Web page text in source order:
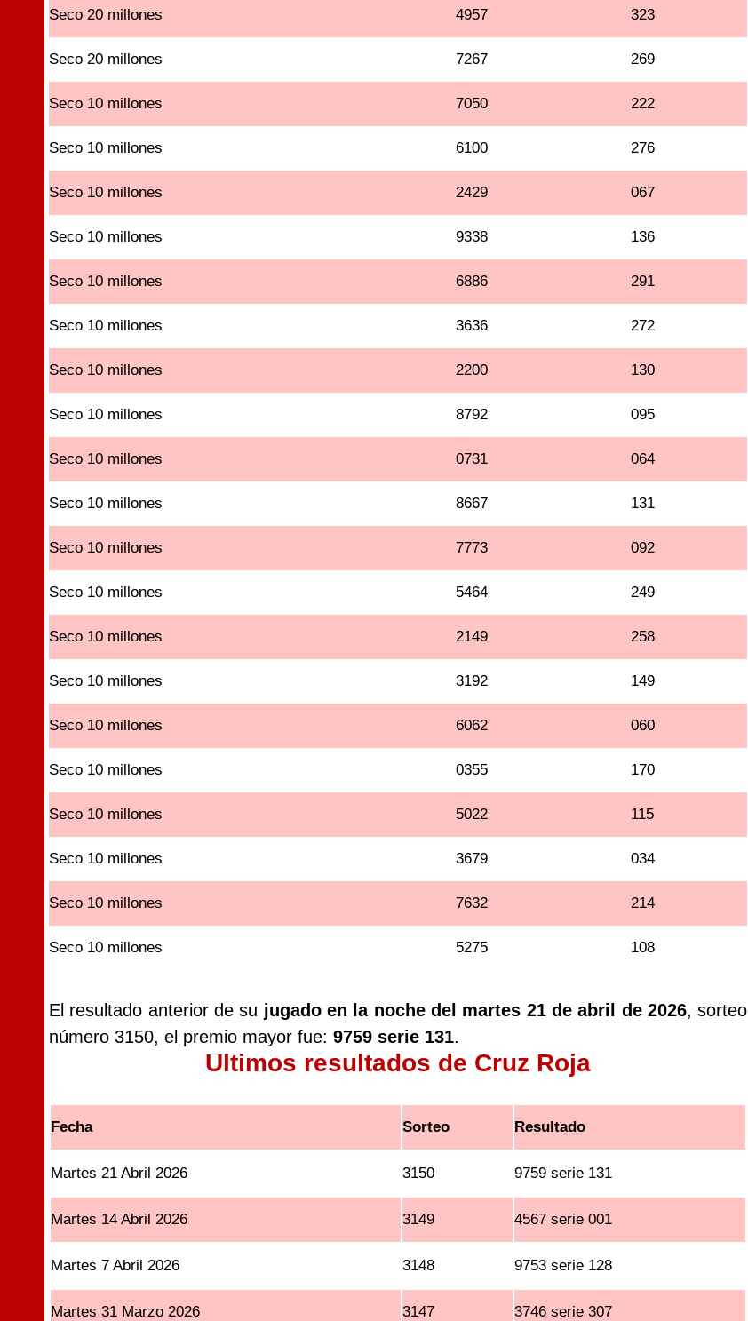
Seco 20 millones 4957 323
Seco 20 millones 7267 269
Seco 10 millones 7050 222
Seco 10 millones 6100 276
Seco 10 millones 2429 067
Seco 10 millones 9338 136
Seco 10 millones 6886 291
Seco 10 millones 3636 272
Seco 10 millones 2200 130
Seco 10 millones 8792 095
Seco 10 millones 0731 064
Seco 10 millones 8667 131
Seco 10 millones 7773 092
Seco 10 millones 5464 249
Seco 10 millones 2149 258
Seco 10 millones 3192 149
Seco 10 millones 6062 060
Seco 10 millones 0355 170
Seco 10 millones 5022 115
Seco 10 millones 3679 034
Seco 10 millones 7632 214
Seco 10 millones 5275 108
El resultado anterior de su jugado en la noche del martes 21 de abril de 2026, sorteo
número 3150, el premio mayor fue: 9759 serie 131.
Ultimos resultados de Cruz Roja
Fecha Sorteo Resultado
Martes 21 Abril 2026 3150 9759 serie 131
Martes 14 Abril 2026 3149 4567 serie 001
Martes 7 Abril 2026 3148 9753 serie 128
Martes 31 Marzo 2026 3147 3746 serie 307